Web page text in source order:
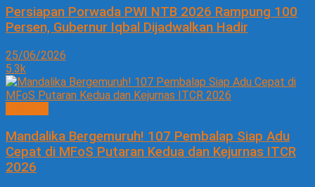
Persiapan Porwada PWI NTB 2026 Rampung 100
Persen, Gubernur Iqbal Dijadwalkan Hadir
25/06/2026
5.3k
Mandalika Bergemuruh! 107 Pembalap Siap Adu
Cepat di MFoS Putaran Kedua dan Kejurnas ITCR
2026